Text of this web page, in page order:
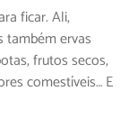
ficar. Ali,
também ervas
frutos secos,
comestíveis… E